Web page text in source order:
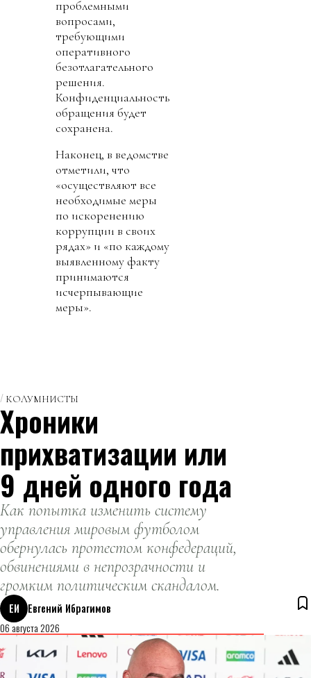
проблемными
вопросами,
требующими
оперативного
безотлагательного
решения.
Конфиденциальность
обращения будет
сохранена.
Наконец, в ведомстве
отметили, что
«осуществляют все
необходимые меры
по искоренению
коррупции в своих
рядах» и «по каждому
выявленному факту
принимаются
исчерпывающие
меры».
КОЛУМНИСТЫ
Хроники
прихватизации или
9 дней одного года
Как попытка изменить систему
управления мировым футболом
обернулась протестом конфедераций,
обвинениями в непрозрачности и
громким политическим скандалом.
ЕИ
Евгений Ибрагимов
06 августа 2026